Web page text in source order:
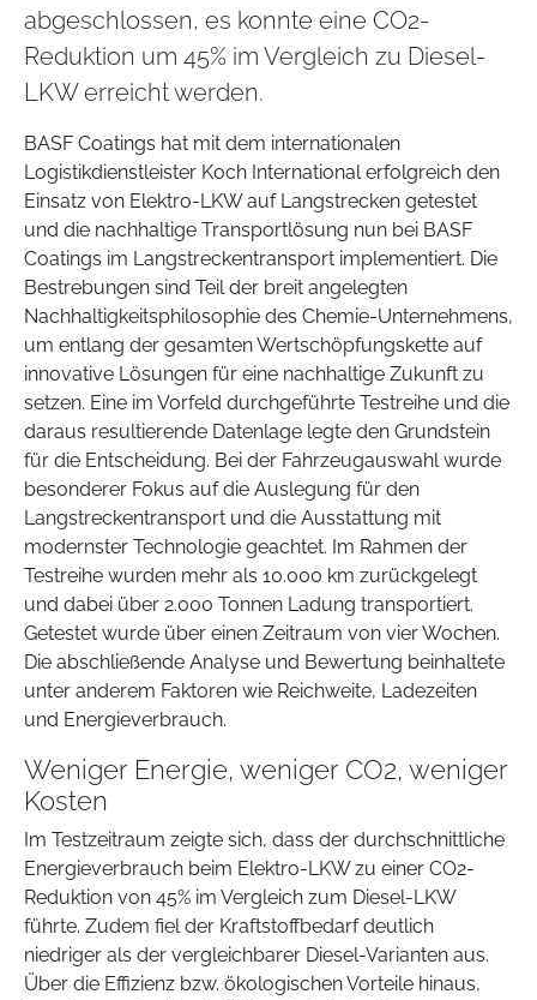
abgeschlossen, es konnte eine CO2-
Reduktion um 45% im Vergleich zu Diesel-
LKW erreicht werden.
BASF Coatings hat mit dem internationalen
Logistikdienstleister Koch International erfolgreich den
Einsatz von Elektro-LKW auf Langstrecken getestet
und die nachhaltige Transportlösung nun bei BASF
Coatings im Langstreckentransport implementiert. Die
Bestrebungen sind Teil der breit angelegten
Nachhaltigkeitsphilosophie des Chemie-Unternehmens,
um entlang der gesamten Wertschöpfungskette auf
innovative Lösungen für eine nachhaltige Zukunft zu
setzen. Eine im Vorfeld durchgeführte Testreihe und die
daraus resultierende Datenlage legte den Grundstein
für die Entscheidung. Bei der Fahrzeugauswahl wurde
besonderer Fokus auf die Auslegung für den
Langstreckentransport und die Ausstattung mit
modernster Technologie geachtet. Im Rahmen der
Testreihe wurden mehr als 10.000 km zurückgelegt
und dabei über 2.000 Tonnen Ladung transportiert.
Getestet wurde über einen Zeitraum von vier Wochen.
Die abschließende Analyse und Bewertung beinhaltete
unter anderem Faktoren wie Reichweite, Ladezeiten
und Energieverbrauch.
Weniger Energie, weniger CO2, weniger
Kosten
Im Testzeitraum zeigte sich, dass der durchschnittliche
Energieverbrauch beim Elektro-LKW zu einer CO2-
Reduktion von 45% im Vergleich zum Diesel-LKW
führte. Zudem fiel der Kraftstoffbedarf deutlich
niedriger als der vergleichbarer Diesel-Varianten aus.
Über die Effizienz bzw. ökologischen Vorteile hinaus,